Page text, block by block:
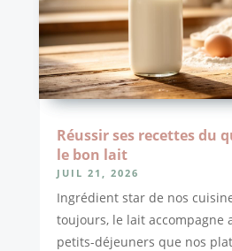
Réussir ses recettes du
le bon lait
JUIL 21, 2026
Ingrédient star de nos
toujours, le lait accompagne
petits-déjeuners que nos